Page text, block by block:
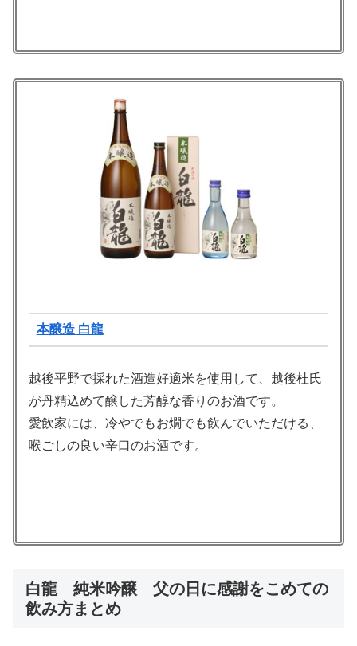
本醸造 白龍
越後平野で採れた酒造好適米を使用して、越後杜氏
が丹精込めて醸した芳醇な香りのお酒です。
愛飲家には、冷やでもお燗でも飲んでいただける、
喉ごしの良い辛口のお酒です。
白龍 純米吟醸 父の日に感謝をこめての
飲み方まとめ